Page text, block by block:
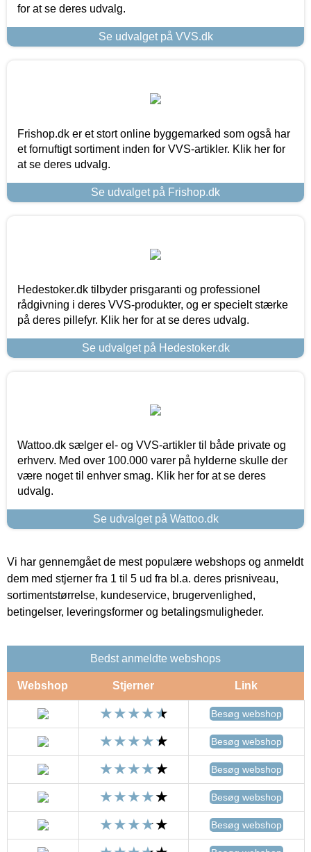
for at se deres udvalg.
Se udvalget på VVS.dk
Frishop.dk er et stort online byggemarked som også har
et fornuftigt sortiment inden for VVS-artikler. Klik her for
at se deres udvalg.
Se udvalget på Frishop.dk
Hedestoker.dk tilbyder prisgaranti og professionel
rådgivning i deres VVS-produkter, og er specielt stærke
på deres pillefyr. Klik her for at se deres udvalg.
Se udvalget på Hedestoker.dk
Wattoo.dk sælger el- og VVS-artikler til både private og
erhverv. Med over 100.000 varer på hylderne skulle der
være noget til enhver smag. Klik her for at se deres
udvalg.
Se udvalget på Wattoo.dk
Vi har gennemgået de mest populære webshops og anmeldt
dem med stjerner fra 1 til 5 ud fra bl.a. deres prisniveau,
sortimentstørrelse, kundeservice, brugervenlighed,
betingelser, leveringsformer og betalingsmuligheder.
Bedst anmeldte webshops
Webshop Stjerner Link
Besøg webshop
Besøg webshop
Besøg webshop
Besøg webshop
Besøg webshop